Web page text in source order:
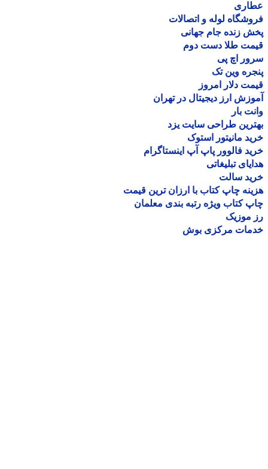
لوله و اتصالات
زنده جام جهانی
طلا دست دوم
اچ پی
وین تک
دلار امروز
ارز دیجیتال در تهران
بار
طراحی سایت یزد
مانیتور استوک
فالوور پاپ آپ اینستاگرام
تبلیغاتی
سالت
چاپ کتاب با ارزان ترین قیمت
کتاب ویژه رتبه بندی معلمان
موزیک
مرکزی بوش